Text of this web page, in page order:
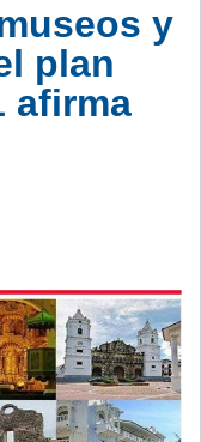
y
plan
afirma